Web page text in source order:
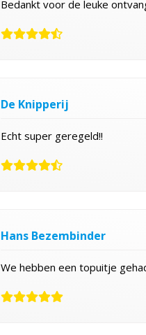
Bedankt voor de leuke
De Knipperij
Echt super geregeld!!
Hans Bezembinder
We hebben een topuitje